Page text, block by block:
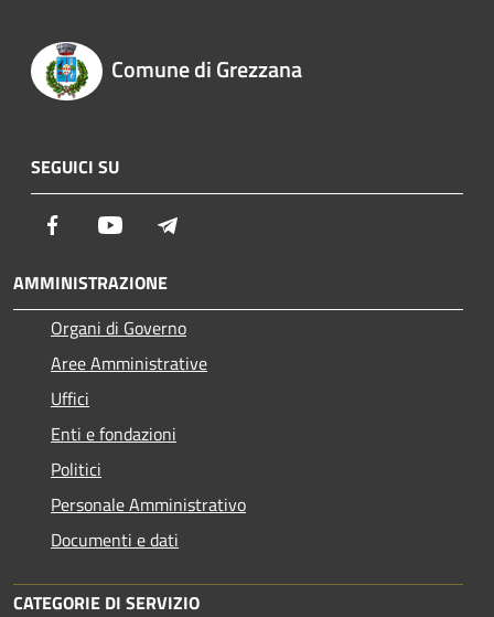
Comune di Grezzana
SEGUICI SU
Facebook Youtube
AMMINISTRAZIONE
Organi di Governo
Aree Amministrative
Uffici
Enti e fondazioni
Politici
Personale Amministrativo
Documenti e dati
CATEGORIE DI SERVIZIO